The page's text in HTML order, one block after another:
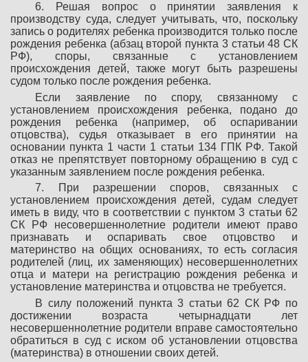
6. Решая вопрос о принятии заявления к
производству суда, следует учитывать, что, поскольку
запись о родителях ребенка производится только после
рождения ребенка (абзац второй пункта 3 статьи 48 СК
РФ), споры, связанные с установлением
происхождения детей, также могут быть разрешены
судом только после рождения ребенка.
Если заявление по спору, связанному с
установлением происхождения ребенка, подано до
рождения ребенка (например, об оспаривании
отцовства), судья отказывает в его принятии на
основании пункта 1 части 1 статьи 134 ГПК РФ. Такой
отказ не препятствует повторному обращению в суд с
указанным заявлением после рождения ребенка.
7. При разрешении споров, связанных с
установлением происхождения детей, судам следует
иметь в виду, что в соответствии с пунктом 3 статьи 62
СК РФ несовершеннолетние родители имеют право
признавать и оспаривать свое отцовство и
материнство на общих основаниях, то есть согласия
родителей (лиц, их заменяющих) несовершеннолетних
отца и матери на регистрацию рождения ребенка и
установление материнства и отцовства не требуется.
В силу положений пункта 3 статьи 62 СК РФ по
достижении возраста четырнадцати лет
несовершеннолетние родители вправе самостоятельно
обратиться в суд с иском об установлении отцовства
(материнства) в отношении своих детей.